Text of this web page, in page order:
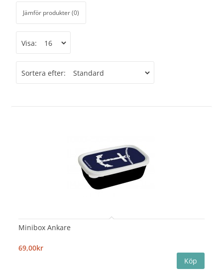
Jämför produkter (0)
Visa:
Sortera efter:
Minibox Ankare
69,00kr